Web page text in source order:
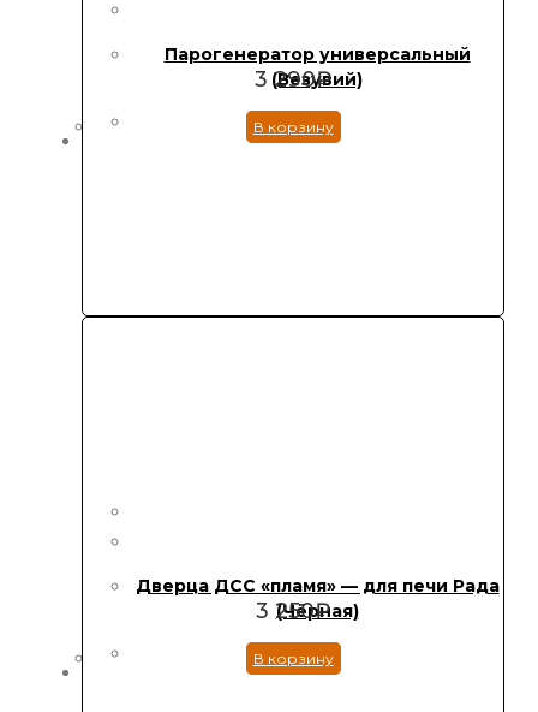
Парогенератор универсальный
(Везувий)
3 290₽
В корзину
Дверца ДСС «пламя» — для печи Рада
(Чёрная)
3 250₽
В корзину